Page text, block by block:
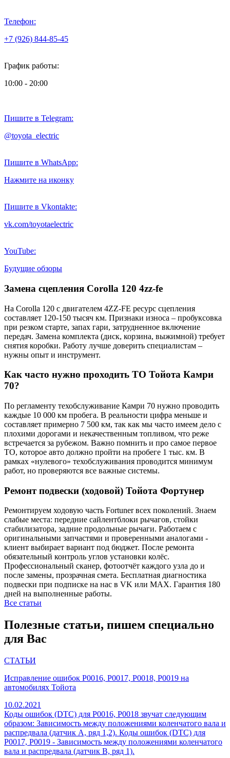
Телефон:
+7 (926) 844-85-45
График работы:
10:00 - 20:00
Пишите в Telegram:
@toyota_electric
Пишите в WhatsApp:
Нажмите на иконку
Пишите в Vkontakte:
vk.com/toyotaelectric
YouTube:
Будущие обзоры
Замена сцепления Corolla 120 4zz-fe
На Corolla 120 с двигателем 4ZZ-FE ресурс сцепления
составляет 120-150 тысяч км. Признаки износа – пробуксовка
при резком старте, запах гари, затрудненное включение
передач. Замена комплекта (диск, корзина, выжимной) требует
снятия коробки. Работу лучше доверить специалистам –
нужны опыт и инструмент.
Как часто нужно проходить ТО Тойота Камри
70?
По регламенту техобслуживание Камри 70 нужно проводить
каждые 10 000 км пробега. В реальности цифра меньше и
составляет примерно 7 500 км, так как мы часто имеем дело с
плохими дорогами и некачественным топливом, что реже
встречается за рубежом. Важно помнить и про самое первое
ТО, которое авто должно пройти на пробеге 1 тыс. км. В
рамках «нулевого» техобслуживания проводится минимум
работ, но проверяются все важные системы.
Ремонт подвески (ходовой) Тойота Фортунер
Ремонтируем ходовую часть Fortuner всех поколений. Знаем
слабые места: передние сайлентблоки рычагов, стойки
стабилизатора, задние продольные рычаги. Работаем с
оригинальными запчастями и проверенными аналогами -
клиент выбирает вариант под бюджет. После ремонта
обязательный контроль углов установки колёс.
Профессиональный сканер, фотоотчёт каждого узла до и
после замены, прозрачная смета. Бесплатная диагностика
подвески при подписке на нас в VK или MAX. Гарантия 180
дней на выполненные работы.
Все статьи
Полезные статьи, пишем специально
для Вас
СТАТЬИ
Исправление ошибок P0016, P0017, P0018, P0019 на
автомобилях Тойота
10.02.2021
Коды ошибок (DTC) для P0016, P0018 звучат следующим
образом: Зависимость между положениями коленчатого вала и
распредвала (датчик A, ряд 1,2). Коды ошибок (DTC) для
P0017, P0019 - Зависимость между положениями коленчатого
вала и распредвала (датчик B, ряд 1).